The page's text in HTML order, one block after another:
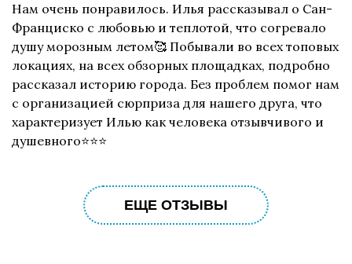
Нам очень понравилось. Илья рассказывал о Сан-
Франциско с любовью и теплотой, что согревало
душу морозным летом🥰 Побывали во всех топовых
локациях, на всех обзорных площадках, подробно
рассказал историю города. Без проблем помог нам
с организацией сюрприза для нашего друга, что
характеризует Илью как человека отзывчивого и
душевного⭐️⭐️⭐️
ЕЩЕ ОТЗЫВЫ